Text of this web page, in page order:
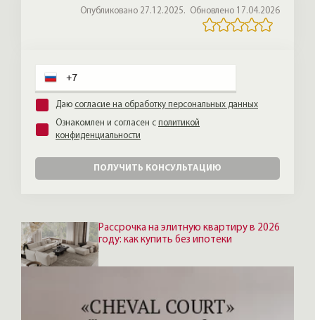
чистую схему сделки — в этом случае
наше комиссионное вознаграждение 2,5%.
Рассрочка на элитную квартиру в 2026
году: как купить без ипотеки
Опубликовано 27.12.2025. Обновлено 17.04.2026
Даю согласие на обработку персональных данных
Ознакомлен и согласен с политикой
конфиденциальности
ПОЛУЧИТЬ КОНСУЛЬТАЦИЮ